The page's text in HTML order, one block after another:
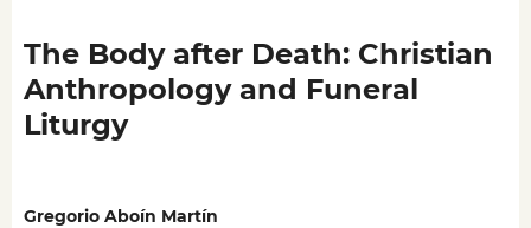
The Body after Death: Christian
Anthropology and Funeral
Liturgy
Gregorio Aboín Martín